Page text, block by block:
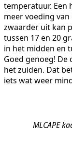
temperatuur. Een
meer voeding
zwaarder uit kan
tussen 17 en 20
in het midden en
Goed genoeg!
het zuiden. Dat
iets wat weer
MLCAPE